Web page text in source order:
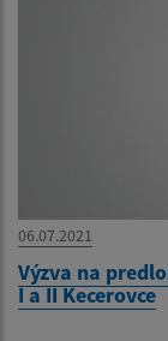
06.07.2021
Výzva na
I a II Kecerovce